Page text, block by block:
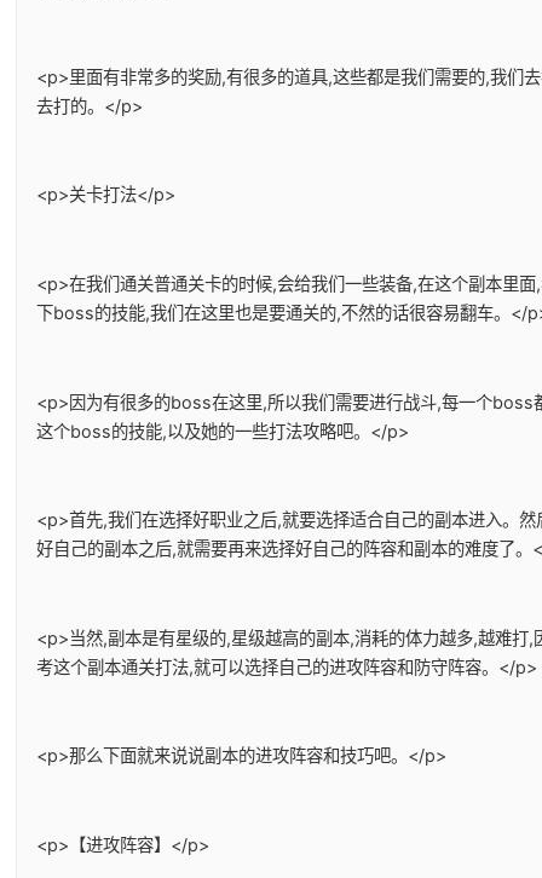
<p>里面有非常多的奖励,有很多的道具,这些都是我们需要的,我们
去打的。</p>
<p>关卡打法</p>
<p>在我们通关普通关卡的时候,会给我们一些装备,在这个副本里
下boss的技能,我们在这里也是要通关的,不然的话很容易翻车。</
<p>因为有很多的boss在这里,所以我们需要进行战斗,每一个
这个boss的技能,以及她的一些打法攻略吧。</p>
<p>首先,我们在选择好职业之后,就要选择适合自己的副本进入。
好自己的副本之后,就需要再来选择好自己的阵容和副本的难度了。
<p>当然,副本是有星级的,星级越高的副本,消耗的体力越多,越难
考这个副本通关打法,就可以选择自己的进攻阵容和防守阵容。</p>
<p>那么下面就来说说副本的进攻阵容和技巧吧。</p>
<p>【进攻阵容】</p>